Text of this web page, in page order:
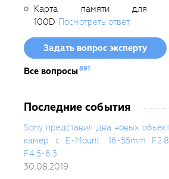
Карта памяти для
100D Посмотреть ответ
Задать вопрос эксперту
Все вопросы891
Последние события
Sony представил два новых
камер с E-Mount: 16-55mm
F4.5-6.3
30.08.2019